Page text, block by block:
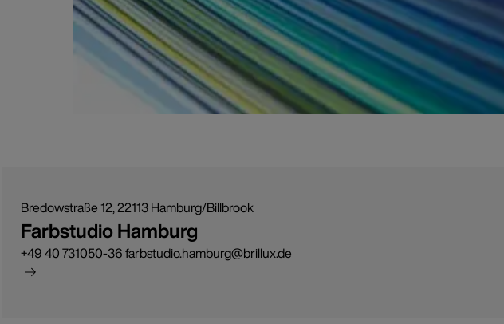
Bredowstraße 12, 22113 Hamburg/Billbrook
Farbstudio Hamburg
+49 40 731050-36 farbstudio.hamburg@brillux.de